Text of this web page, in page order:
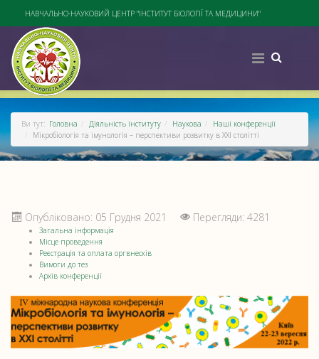
НАВЧАЛЬНО-НАУКОВИЙ ЦЕНТР "ІНСТИТУТ БІОЛОГІЇ ТА МЕДИЦИНИ"
Ви тут: Головна Діяльність інституту Наукова
Наші конференції
Мікробіологія та імунологія – перспективи розвитку в XXI столітті
Опубліковано: 05 Грудня 2021 Перегляди: 4281
Загальна інформація
Місце проведення
Реєстрація та оплата оргвнесків
Вимоги до тез
Архів конференції